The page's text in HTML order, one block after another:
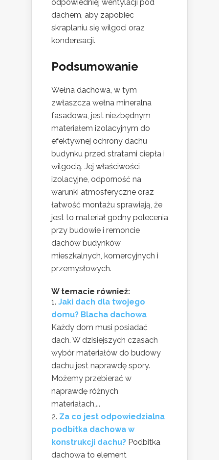
odpowiedniej wentylacji pod
dachem, aby zapobiec
skraplaniu się wilgoci oraz
kondensacji.
Podsumowanie
Wełna dachowa, w tym
zwłaszcza wełna mineralna
fasadowa, jest niezbędnym
materiałem izolacyjnym do
efektywnej ochrony dachu
budynku przed stratami ciepła i
wilgocią. Jej właściwości
izolacyjne, odporność na
warunki atmosferyczne oraz
łatwość montażu sprawiają, że
jest to materiał godny polecenia
przy budowie i remoncie
dachów budynków
mieszkalnych, komercyjnych i
przemysłowych.
W temacie również:
Jaki dach dla twojego
domu? Blacha dachowa
Każdy dom musi posiadać
dach. W dzisiejszych czasach
wybór materiałów do budowy
dachu jest naprawdę spory.
Możemy przebierać w
naprawdę różnych
materiałach,...
Za co jest odpowiedzialna
podbitka dachowa w
konstrukcji dachu? Podbitka
dachowa to element